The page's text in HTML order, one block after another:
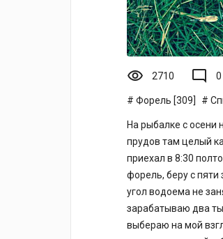
visibility 2710 mode_comment 0
Форель [309]
На рыбалке с осени
прудов там целый
приехал в 8:30
форель, беру с пяти
угол водоема не
зарабатываю два
выбераю на мой